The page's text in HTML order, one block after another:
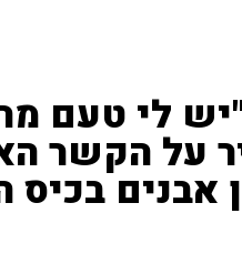
72 מוטרד: "יש לי
על הקשר
אבנים בכיס